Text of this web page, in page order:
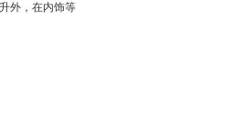
外，在内饰等